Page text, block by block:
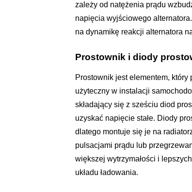
zależy od natężenia prądu
napięcia wyjściowego
na dynamikę reakcji alternatora
Prostownik i diody
Prostownik jest elementem, który
użyteczny w instalacji
składający się z sześciu diod
uzyskać napięcie stałe. Diody
dlatego montuje się je na
pulsacjami prądu lub
większej wytrzymałości i
układu ładowania.